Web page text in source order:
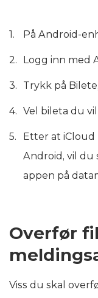
På Android-
Logg inn med
Trykk på
Vel bileta du
Etter at
Android, vil du
appen på
Overfør
Viss du skal